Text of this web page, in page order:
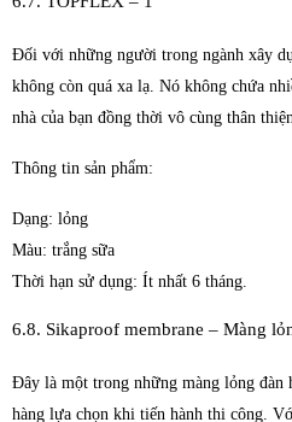
Đối với những người trong ngành xây
không còn quá xa lạ. Nó không chứa
nhà của bạn đồng thời vô cùng thân
Thông tin sản phẩm:
Dạng: lỏng
Màu: trắng sữa
Thời hạn sử dụng: Ít nhất 6 tháng.
6.8. Sikaproof membrane – Màng
Đây là một trong những màng lỏng đàn
hàng lựa chọn khi tiến hành thi công.